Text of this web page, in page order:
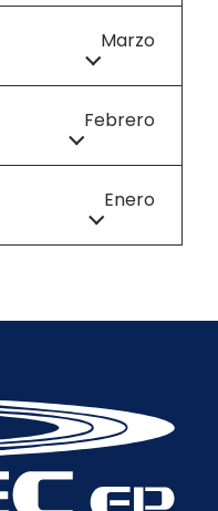
Marzo
Febrero
Enero